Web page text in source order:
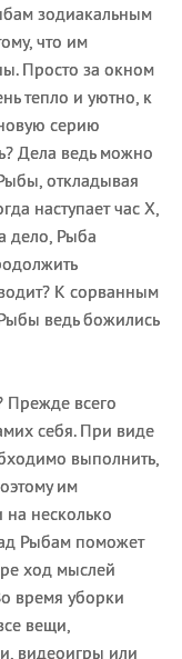
зодиакальным
что им
Просто за окном
тепло и уютно, к
серию
Дела ведь можно
откладывая
наступает час Х,
дело, Рыба
К сорванным
ведь божились
Прежде всего
себя. При виде
выполнить,
им
несколько
Рыбам поможет
ход мыслей
время уборки
вещи,
видеоигры или